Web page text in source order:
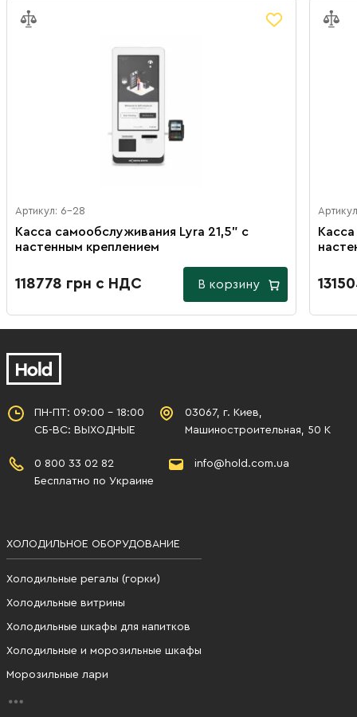
Артикул: 6-28
Касса самообслуживания Lyra 21,5" с
настенным креплением
118778 грн с НДС В корзину
ПН-ПТ: 09:00 - 18:00
СБ-ВС: ВЫХОДНЫЕ
03067, г. Киев,
Машиностроительная, 50 К
0 800 33 02 82
Бесплатно по Украине
info@hold.com.ua
ХОЛОДИЛЬНОЕ ОБОРУДОВАНИЕ
Холодильные регалы (горки)
Холодильные витрины
Холодильные шкафы для напитков
Холодильные и морозильные шкафы
Морозильные лари